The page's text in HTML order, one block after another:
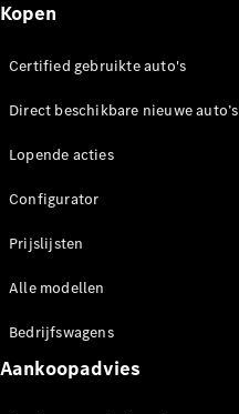
Over ons
opnemen
Benz
Mercedes-
Mercedes-
Seizoensspecials
Technologie
en
Kopen
Certified gebruikte auto's
Direct beschikbare nieuwe auto’s
Lopende acties
Configurator
Prijslijsten
Alle modellen
Bedrijfswagens
Aankoopadvies